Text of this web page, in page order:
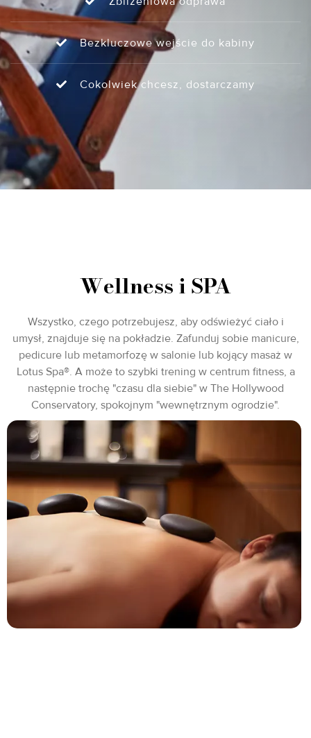
Bezkluczowe wejście do kabiny
Cokolwiek chcesz, dostarczamy
Wellness i SPA
Wszystko, czego potrzebujesz, aby odświeżyć ciało i
umysł, znajduje się na pokładzie. Zafunduj sobie manicure,
pedicure lub metamorfozę w salonie lub kojący masaż w
Lotus Spa®. A może to szybki trening w centrum fitness, a
następnie trochę "czasu dla siebie" w The Hollywood
Conservatory, spokojnym "wewnętrznym ogrodzie".